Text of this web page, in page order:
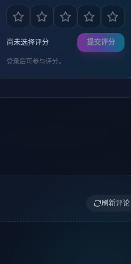
尚未选择评分 提交评分
登录后可参与评分。
刷新评论